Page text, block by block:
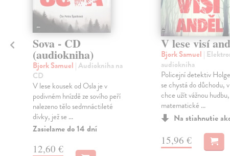
Sova - CD
(audiokniha)
Bjork Samuel | Audiokniha na
CD
V lese kousek od Osla je v
podivném hnízdě ze sovího peří
nalezeno tělo sedmnáctileté
dívky, jež se ...
Zasielame do 14 dní
12,60 €
V lese visí
Bjork Samuel |
audiokniha
Policejní detektiv
se chystá do důchodu,
chce užít vážnou hudbu,
matematické ...
Na stiahnutie
15,96 €